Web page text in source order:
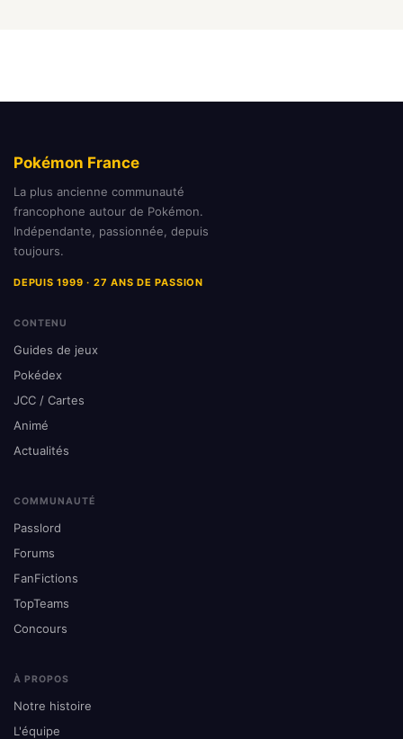
Pokémon France
La plus ancienne communauté
francophone autour de Pokémon.
Indépendante, passionnée, depuis
toujours.
DEPUIS 1999 · 27 ANS DE PASSION
CONTENU
Guides de jeux
Pokédex
JCC / Cartes
Animé
Actualités
COMMUNAUTÉ
Passlord
Forums
FanFictions
TopTeams
Concours
À PROPOS
Notre histoire
L'équipe